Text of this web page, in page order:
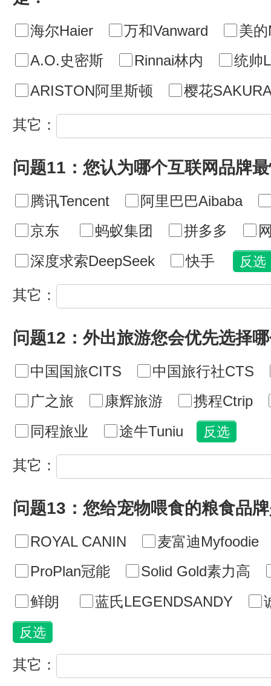
海尔Haier 万和Vanward
美
A.O.史密斯
Rinnai林内
统帅
ARISTON阿里斯顿
樱花
其它：
问题11：您认为哪个互联网品牌
腾讯Tencent
阿里巴巴Aibaba
京东
蚂蚁集团 拼多多
深度求索DeepSeek
快手
其它：
问题12：外出旅游您会优先选择
中国国旅CITS
中国旅行社CTS
广之旅
康辉旅游
携程Ctrip
同程旅业
途牛Tuniu
其它：
问题13：您给宠物喂食的粮食品
ROYAL CANIN
麦富迪Myfoodie
ProPlan冠能
Solid Gold素力高
鲜朗
蓝氏LEGENDSANDY
其它：